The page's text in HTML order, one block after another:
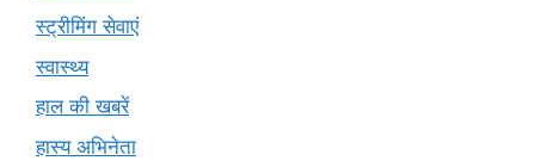
स्ट्रीमिंग सेवाएं
स्वास्थ्य
हाल की खबरें
हास्य अभिनेता